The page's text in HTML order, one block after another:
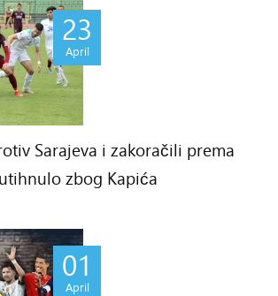
23
April
Sarajeva i zakoračili prema
zbog Kapića
01
April